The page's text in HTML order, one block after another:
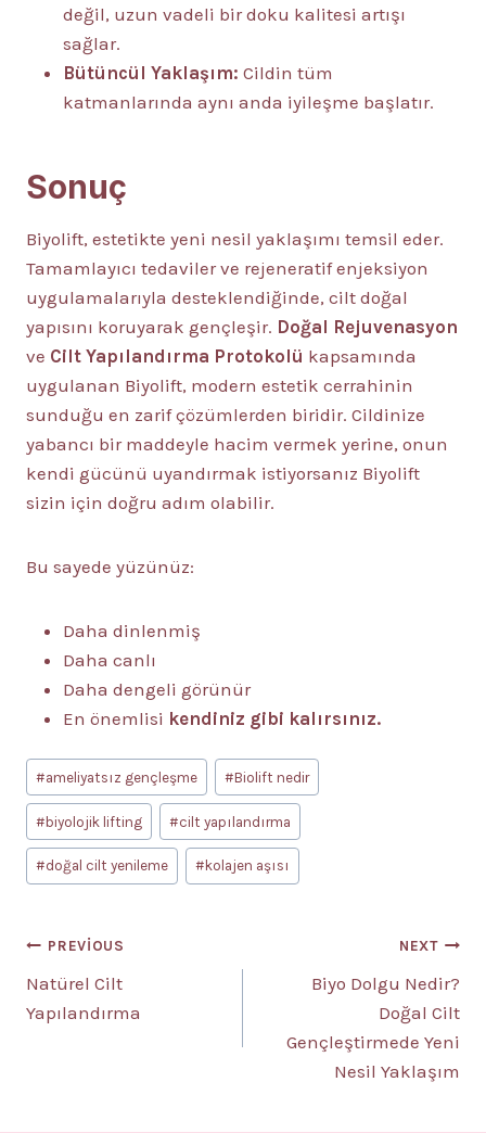
değil, uzun vadeli bir doku kalitesi artışı
sağlar.
Bütüncül Yaklaşım: Cildin tüm
katmanlarında aynı anda iyileşme başlatır.
Sonuç
Biyolift, estetikte yeni nesil yaklaşımı temsil eder.
Tamamlayıcı tedaviler ve rejeneratif enjeksiyon
uygulamalarıyla desteklendiğinde, cilt doğal
yapısını koruyarak gençleşir. Doğal Rejuvenasyon
ve Cilt Yapılandırma Protokolü kapsamında
uygulanan Biyolift, modern estetik cerrahinin
sunduğu en zarif çözümlerden biridir. Cildinize
yabancı bir maddeyle hacim vermek yerine, onun
kendi gücünü uyandırmak istiyorsanız Biyolift
sizin için doğru adım olabilir.
Bu sayede yüzünüz:
Daha dinlenmiş
Daha canlı
Daha dengeli görünür
En önemlisi kendiniz gibi kalırsınız.
Post
Tags:
#ameliyatsız gençleşme #Biolift nedir
#biyolojik lifting #cilt yapılandırma
#doğal cilt yenileme # kolajen aşısı
Yazı
gezinmesi
PREVIOUS
Natürel Cilt
Yapılandırma
NEXT
Biyo Dolgu Nedir?
Doğal Cilt
Gençleştirmede Yeni
Nesil Yaklaşım